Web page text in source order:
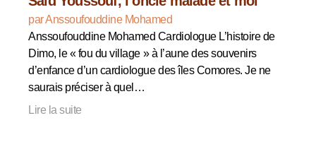
par Anssoufouddine Mohamed
Anssoufouddine Mohamed Cardiologue L’histoire de
Dimo, le « fou du village » à l’aune des souvenirs
d’enfance d’un cardiologue des îles Comores. Je ne
saurais préciser à quel…
Lire la suite